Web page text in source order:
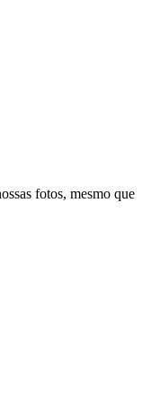
fotos, mesmo que